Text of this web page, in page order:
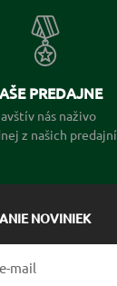
PREDAJNE
nás naživo
z našich predajní
NOVINIEK